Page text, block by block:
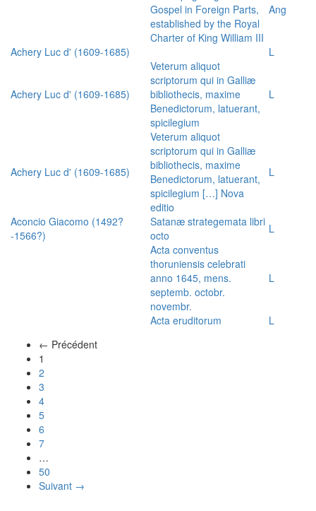
Gospel in Foreign Parts,
established by the Royal
Charter of King William III
Ang
Achery Luc d' (1609-1685) L
Achery Luc d' (1609-1685)
Veterum aliquot
scriptorum qui in Galliæ
bibliothecis, maxime
Benedictorum, latuerant,
spicilegium
L
Achery Luc d' (1609-1685)
Veterum aliquot
scriptorum qui in Galliæ
bibliothecis, maxime
Benedictorum, latuerant,
spicilegium […] Nova
editio
L
Aconcio Giacomo (1492?
-1566?)
Satanæ strategemata libri
octo
L
Acta conventus
thoruniensis celebrati
anno 1645, mens.
septemb. octobr.
novembr.
L
Acta eruditorum
L
← Précédent
1
2
3
4
5
6
7
…
50
Suivant →